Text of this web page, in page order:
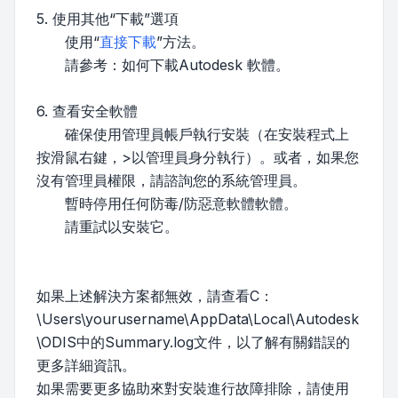
5. 使用其他“下載”選項
使用“直接下載”方法。
請參考：如何下載Autodesk 軟體。
6. 查看安全軟體
確保使用管理員帳戶執行安裝（在安裝程式上
按滑鼠右鍵，>以管理員身分執行）。或者，如果您
沒有管理員權限，請諮詢您的系統管理員。
暫時停用任何防毒/防惡意軟體軟體。
請重試以安裝它。
如果上述解決方案都無效，請查看C：
\Users\yourusername\AppData\Local\Autodesk
\ODIS中的Summary.log文件，以了解有關錯誤的
更多詳細資訊。
如果需要更多協助來對安裝進行故障排除，請使用